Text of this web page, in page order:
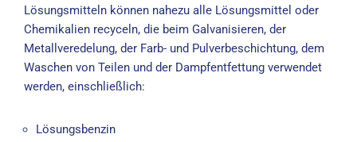
Lösungsmitteln können nahezu alle Lösungsmittel oder
Chemikalien recyceln, die beim Galvanisieren, der
Metallveredelung, der Farb- und Pulverbeschichtung, dem
Waschen von Teilen und der Dampfentfettung verwendet
werden, einschließlich:
Lösungsbenzin